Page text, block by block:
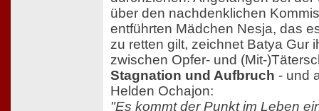
über den nachdenklichen
entführten Mädchen Nesja, das
zu retten gilt, zeichnet Batya Gur
zwischen Opfer- und (Mit-
Stagnation und Aufbruch - und
Helden Ochajon:
"Es kommt der Punkt im Leben